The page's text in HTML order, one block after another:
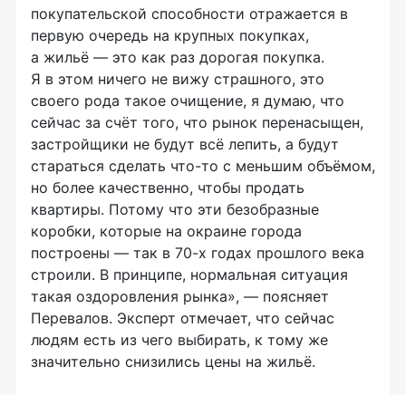
покупательской способности отражается в
первую очередь на крупных покупках,
а жильё — это как раз дорогая покупка.
Я в этом ничего не вижу страшного, это
своего рода такое очищение, я думаю, что
сейчас за счёт того, что рынок перенасыщен,
застройщики не будут всё лепить, а будут
стараться сделать что-то с меньшим объёмом,
но более качественно, чтобы продать
квартиры. Потому что эти безобразные
коробки, которые на окраине города
построены — так в 70-х годах прошлого века
строили. В принципе, нормальная ситуация
такая оздоровления рынка», — поясняет
Перевалов. Эксперт отмечает, что сейчас
людям есть из чего выбирать, к тому же
значительно снизились цены на жильё.